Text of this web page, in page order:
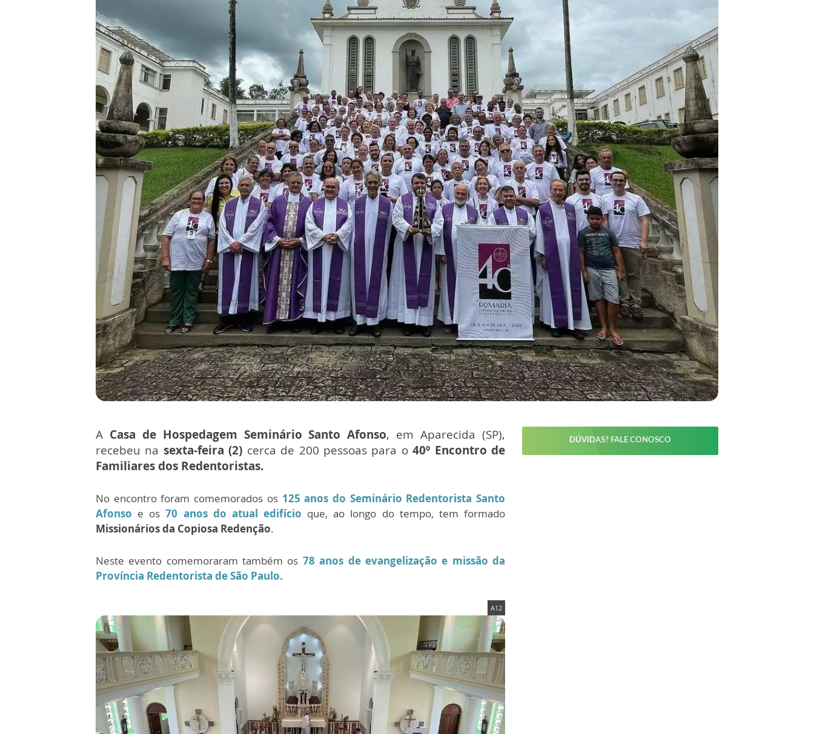
A Casa de Hospedagem Seminário Santo Afonso, em Aparecida (SP),
recebeu na sexta-feira (2) cerca de 200 pessoas para o40º Encontro de
Familiares dos Redentoristas.
No encontro foram comemorados os 125 anos do Seminário Redentorista Santo
Afonso e os70 anos do atual edifício que, ao longo do tempo, tem formado
Missionários da Copiosa Redenção.
Neste evento comemoraram também os 78 anos de evangelização e missão da
Província Redentorista de São Paulo.
A12
DÚVIDAS? FALE CONOSCO